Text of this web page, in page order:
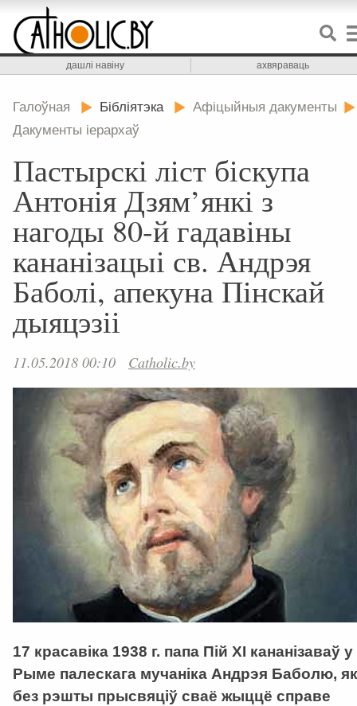
дашлі навіну ахвяраваць
Галоўная Бібліятэка
Афіцыйныя дакументы
Дакументы іерархаў
Пастырскі ліст біскупа
Антонія Дзям’янкі з
нагоды 80-й гадавіны
кананізацыі св. Андрэя
Баболі, апекуна Пінскай
дыяцэзіі
11.05.2018 00:10 Catholic.by
17 красавіка 1938 г. папа Пій ХІ кананізаваў у
Рыме палескага мучаніка Андрэя Баболю,
без рэшты прысвяціў сваё жыццё справе